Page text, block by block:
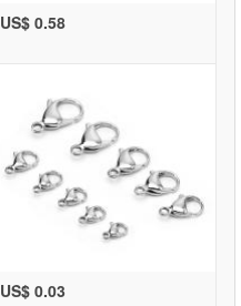
US$ 0.58
US$ 0.03